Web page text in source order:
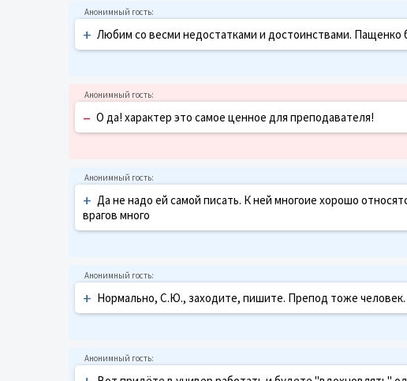
+ Любим со весми недостатками и достоинствами. Пащенко
– О да! характер это самое ценное для преподавателя!
+ Да не надо ей самой писать. К ней многоие хорошо
врагов много
+ Нормально, С.Ю., заходите, пишите. Препод тоже человек.